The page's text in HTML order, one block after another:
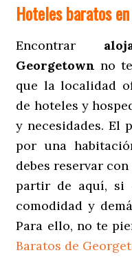
Hoteles baratos
Encontrar
Georgetownno
que la localidad
de hoteles y
y necesidades. El
por una
debes reservar
partir de aquí, si
comodidad y
Para ello, no te
Baratos de